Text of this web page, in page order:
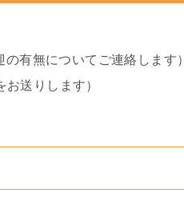
有無についてご連絡します）
送りします）